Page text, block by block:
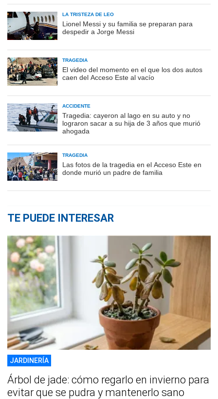
LA TRISTEZA DE LEO
Lionel Messi y su familia se preparan para
despedir a Jorge Messi
TRAGEDIA
El video del momento en el que los dos autos
caen del Acceso Este al vacío
ACCIDENTE
Tragedia: cayeron al lago en su auto y no
lograron sacar a su hija de 3 años que murió
ahogada
TRAGEDIA
Las fotos de la tragedia en el Acceso Este en
donde murió un padre de familia
TE PUEDE INTERESAR
JARDINERÍA
Árbol de jade: cómo regarlo en invierno para
evitar que se pudra y mantenerlo sano